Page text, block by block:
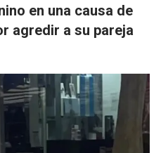
en una causa de
agredir a su pareja